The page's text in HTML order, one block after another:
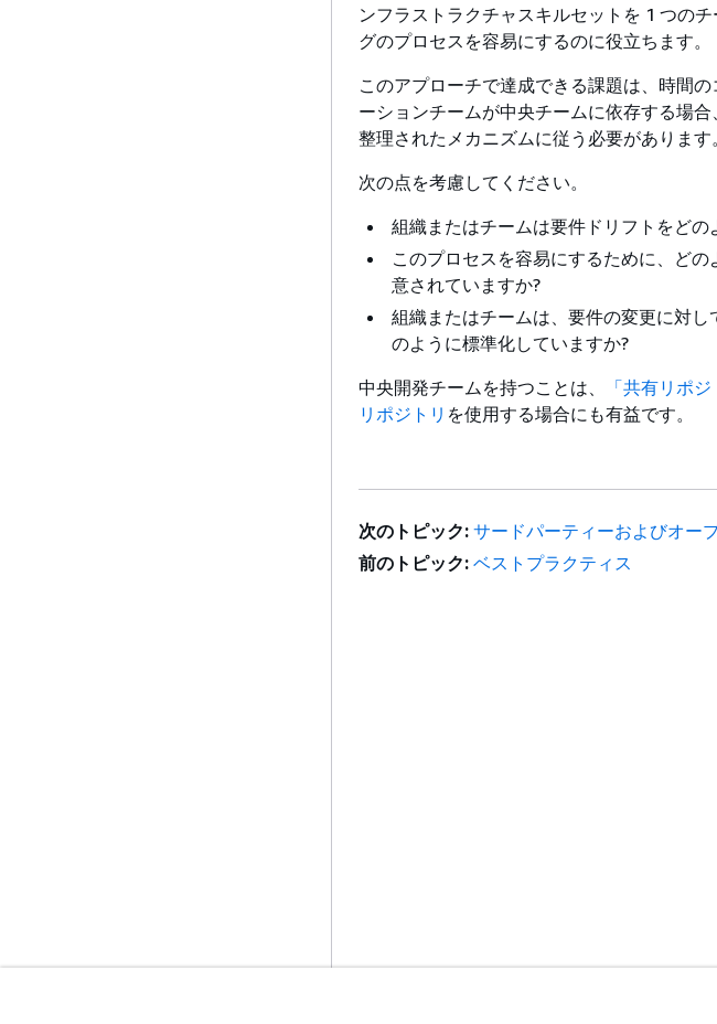
ンフラストラクチャスキルセットを 1 つの
グのプロセスを容易にするのに役立ちます。
このアプローチで達成できる課題は、時間
ーションチームが中央チームに依存する場
整理されたメカニズムに従う必要があります。
次の点を考慮してください。
組織またはチームは要件ドリフトをどの
このプロセスを容易にするために、ど
意されていますか?
組織またはチームは、要件の変更に対
のように標準化していますか?
中央開発チームを持つことは、
「共有リポ
リポジトリ を使用する場合にも有益です。
次のトピック: サードパーティーおよびオー
前のトピック: ベストプラクティス